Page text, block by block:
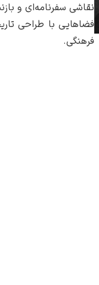
نقاشی سفرنامه‌ای و
فضاهایی با طراحی
فرهنگی.